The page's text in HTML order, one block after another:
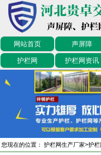
网站首页 声屏障
护栏网 护栏网资讯
您现在的位置： 护栏网生产厂家>护